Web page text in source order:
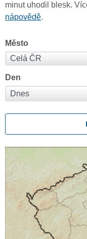
minut uhodil blesk.
nápovědě.
Město
Den